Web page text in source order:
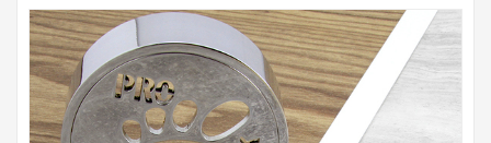
Полосы из металла
Плинтуса
Профили для стекла и SPC